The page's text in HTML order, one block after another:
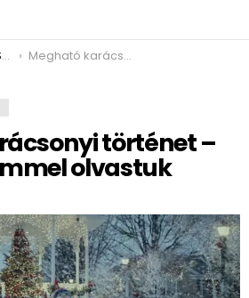
Megható karácsonyi történet – könnyes szemmel olvastuk
történet –
olvastuk